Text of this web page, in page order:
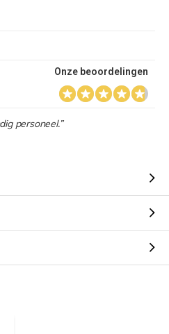
Onze beoordelingen
personeel.”